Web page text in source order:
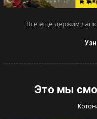
Все еще держим
Это мы